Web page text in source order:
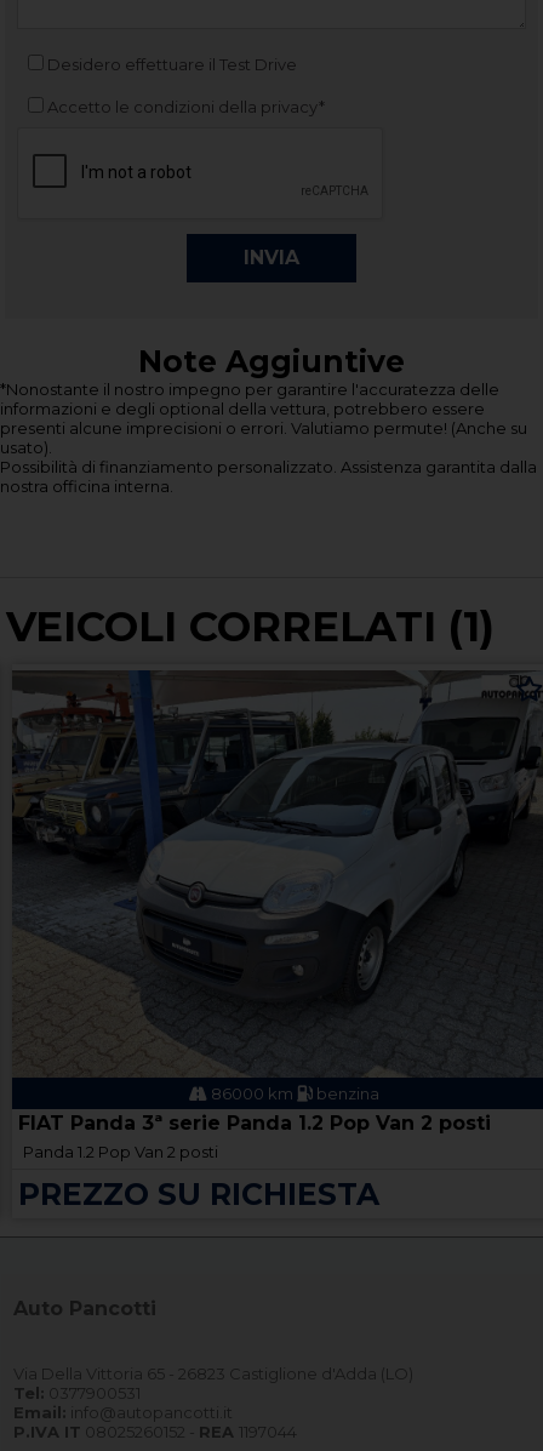
Desidero effettuare il Test Drive
Accetto le condizioni della privacy*
Note Aggiuntive
*Nonostante il nostro impegno per garantire l'accuratezza delle
informazioni e degli optional della vettura, potrebbero essere
presenti alcune imprecisioni o errori. Valutiamo permute! (Anche su
usato).
Possibilità di finanziamento personalizzato. Assistenza garantita dalla
nostra officina interna.
VEICOLI CORRELATI (1)
86000 km benzina
FIAT Panda 3ª serie Panda 1.2 Pop Van 2 posti
Panda 1.2 Pop Van 2 posti
PREZZO SU RICHIESTA
Auto Pancotti
Via Della Vittoria 65 - 26823 Castiglione d'Adda (LO)
Tel: 0377900531
Email: info@autopancotti.it
P.IVA IT 08025260152 - REA 1197044